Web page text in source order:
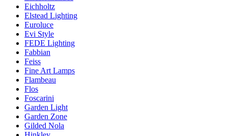
Eichholtz
Elstead Lighting
Euroluce
Evi Style
FEDE Lighting
Fabbian
Feiss
Fine Art Lamps
Flambeau
Flos
Foscarini
Garden Light
Garden Zone
Gilded Nola